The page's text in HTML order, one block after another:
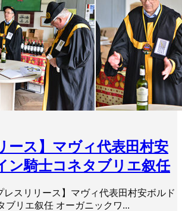
ース】マヴィ代表田村安
ン騎士コネタブリエ叙任
レスリリース】マヴィ代表田村安ボルド
ブリエ叙任 オーガニックワ...